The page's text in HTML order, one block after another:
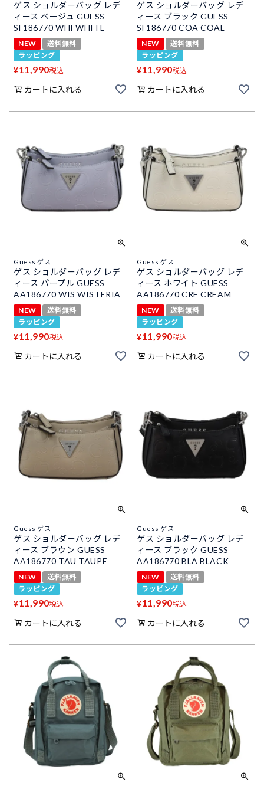
ゲス ショルダーバッグ レデ
ィース ベージュ GUESS
SF186770 WHI WHITE
NEW
送料無料
ラッピング
¥11,990税込
カートに入れる
ゲス ショルダーバッグ レデ
ィース ブラック GUESS
SF186770 COA COAL
NEW
送料無料
ラッピング
¥11,990税込
カートに入れる
Guess ゲス
ゲス ショルダーバッグ レデ
ィース パープル GUESS
AA186770 WIS WISTERIA
NEW
送料無料
ラッピング
¥11,990税込
カートに入れる
Guess ゲス
ゲス ショルダーバッグ レデ
ィース ホワイト GUESS
AA186770 CRE CREAM
NEW
送料無料
ラッピング
¥11,990税込
カートに入れる
Guess ゲス
ゲス ショルダーバッグ レデ
ィース ブラウン GUESS
AA186770 TAU TAUPE
NEW
送料無料
ラッピング
¥11,990税込
カートに入れる
Guess ゲス
ゲス ショルダーバッグ レデ
ィース ブラック GUESS
AA186770 BLA BLACK
NEW
送料無料
ラッピング
¥11,990税込
カートに入れる